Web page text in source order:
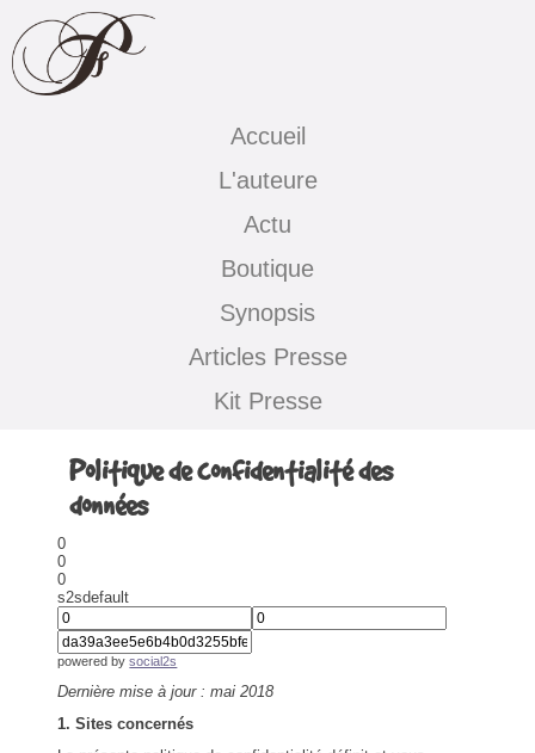
Accueil
L'auteure
Actu
Boutique
Synopsis
Articles Presse
Kit Presse
Politique de confidentialité des
données
0
0
0
s2sdefault
powered bysocial2s
Dernière mise à jour : mai 2018
1. Sites concernés